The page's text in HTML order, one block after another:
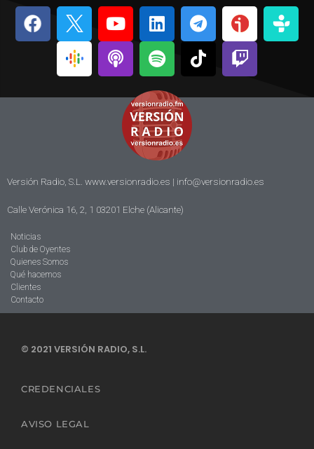
Versión Radio, S.L. www.versionradio.es | info@versionradio.es
Calle Verónica 16, 2, 1 03201 Elche (Alicante)
Noticias
Club de Oyentes
Quienes Somos
Qué hacemos
Clientes
Contacto
© 2021 VERSIÓN RADIO, S.L.
CREDENCIALES
AVISO LEGAL